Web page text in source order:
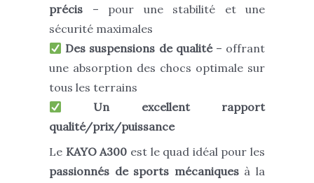
précis – pour une stabilité et une
sécurité maximales
Des suspensions de qualité– offrant
une absorption des chocs optimale sur
tous les terrains
Un excellent rapport
qualité/prix/puissance
Le KAYO A300 est le quad idéal pour les
passionnés de sports mécaniquesà la